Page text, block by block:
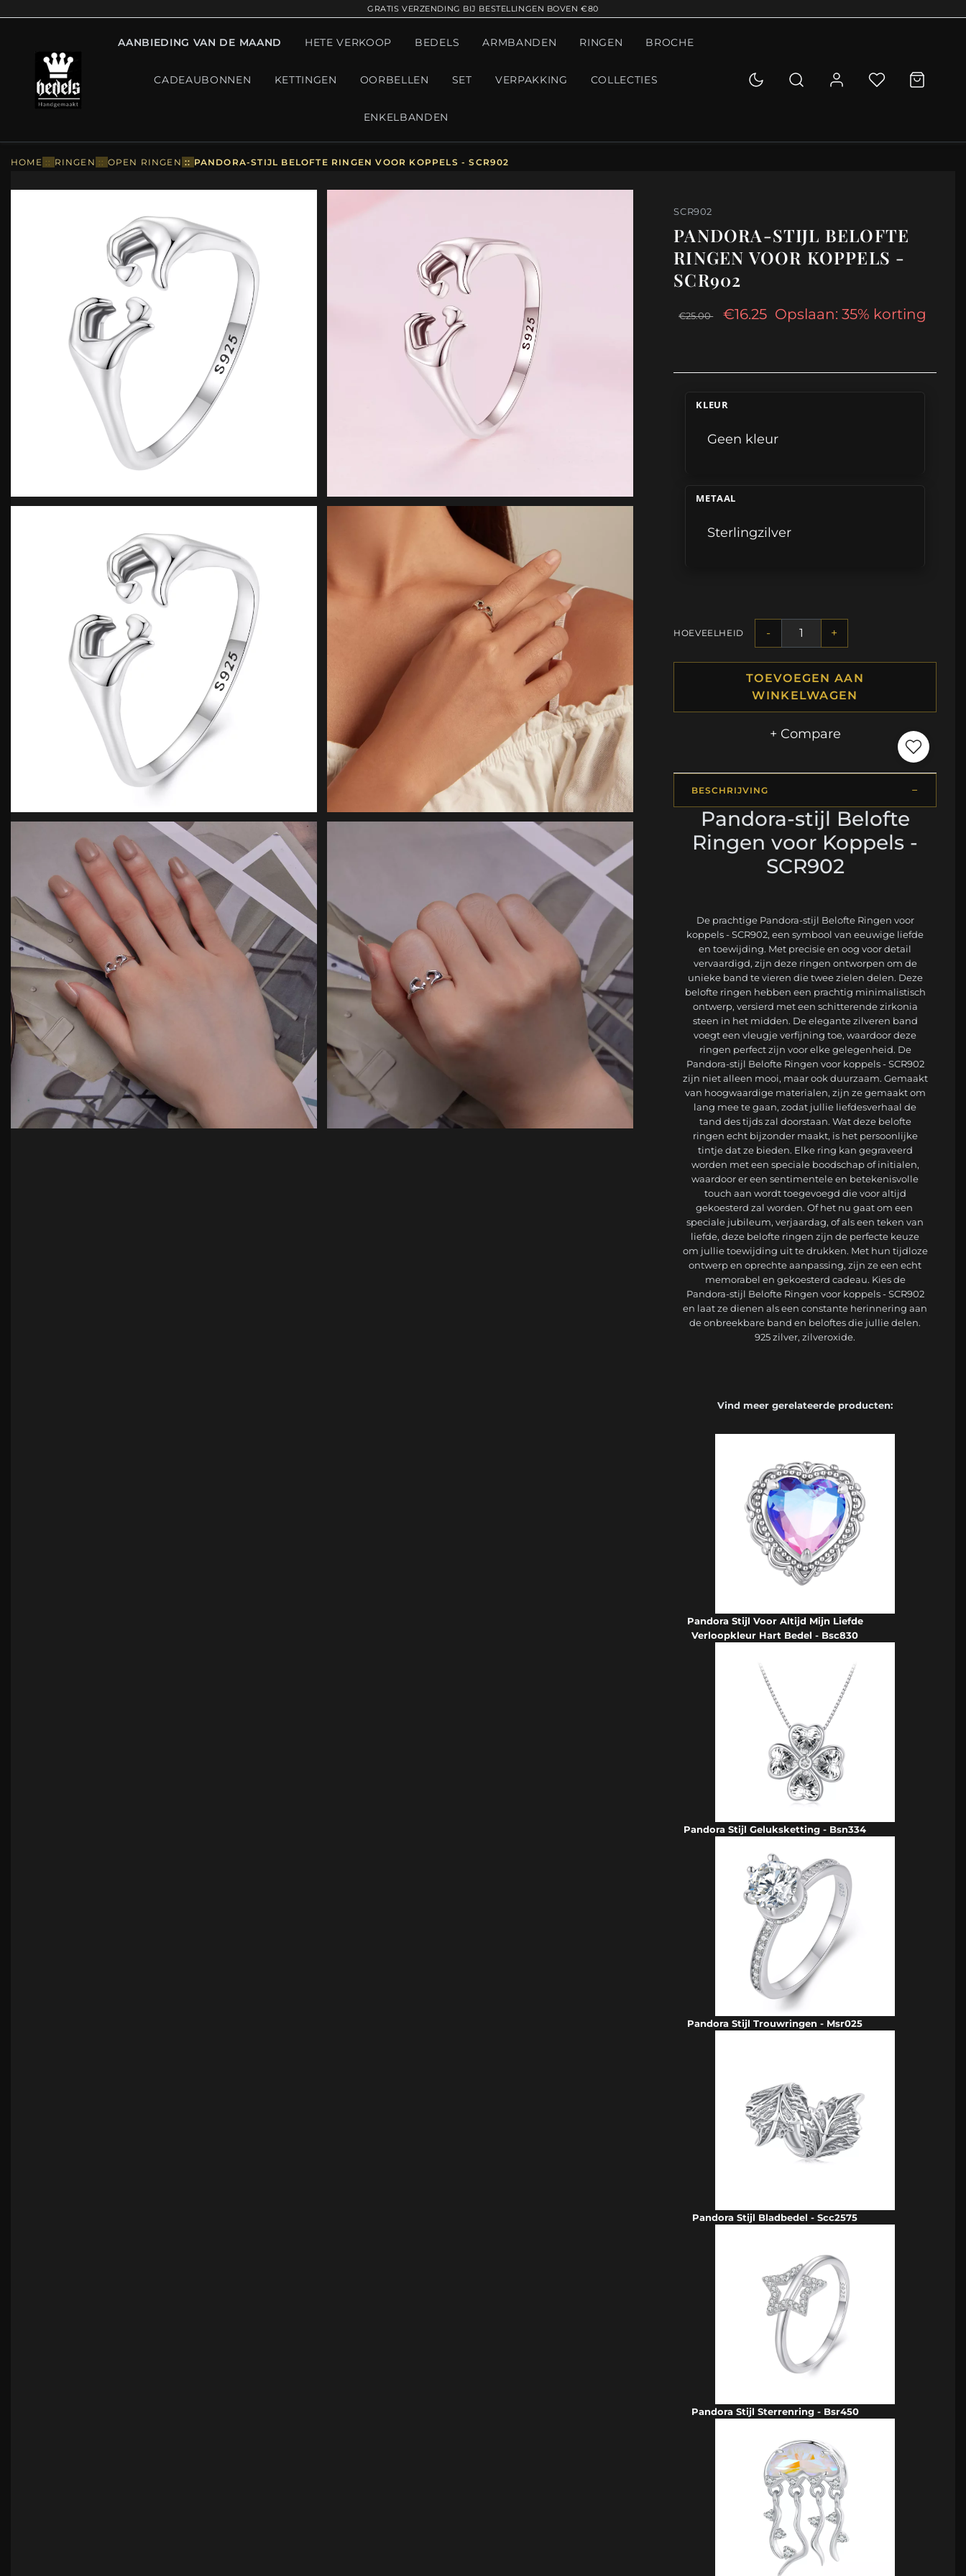
GRATIS VERZENDING BIJ BESTELLINGEN BOVEN €80
AANBIEDING VAN DE MAAND HETE VERKOOP BEDELS ARMBANDEN RINGEN BROCHE
CADEAUBONNEN KETTINGEN OORBELLEN SET VERPAKKING COLLECTIES
ENKELBANDEN
HOME :: RINGEN :: OPEN RINGEN :: PANDORA-STIJL BELOFTE RINGEN VOOR KOPPELS - SCR902
SCR902
PANDORA-STIJL BELOFTE
RINGEN VOOR KOPPELS -
SCR902
€25.00 €16.25 Opslaan: 35% korting
KLEUR
Geen kleur
METAAL
Sterlingzilver
HOEVEELHEID - +
TOEVOEGEN AAN
WINKELWAGEN
+ Compare
BESCHRIJVING
Pandora-stijl Belofte
Ringen voor Koppels -
SCR902
De prachtige Pandora-stijl Belofte Ringen voor
koppels - SCR902, een symbool van eeuwige liefde
en toewijding. Met precisie en oog voor detail
vervaardigd, zijn deze ringen ontworpen om de
unieke band te vieren die twee zielen delen. Deze
belofte ringen hebben een prachtig minimalistisch
ontwerp, versierd met een schitterende zirkonia
steen in het midden. De elegante zilveren band
voegt een vleugje verfijning toe, waardoor deze
ringen perfect zijn voor elke gelegenheid. De
Pandora-stijl Belofte Ringen voor koppels - SCR902
zijn niet alleen mooi, maar ook duurzaam. Gemaakt
van hoogwaardige materialen, zijn ze gemaakt om
lang mee te gaan, zodat jullie liefdesverhaal de
tand des tijds zal doorstaan. Wat deze belofte
ringen echt bijzonder maakt, is het persoonlijke
tintje dat ze bieden. Elke ring kan gegraveerd
worden met een speciale boodschap of initialen,
waardoor er een sentimentele en betekenisvolle
touch aan wordt toegevoegd die voor altijd
gekoesterd zal worden. Of het nu gaat om een ​​
speciale jubileum, verjaardag, of als een teken van
liefde, deze belofte ringen zijn de perfecte keuze
om jullie toewijding uit te drukken. Met hun tijdloze
ontwerp en oprechte aanpassing, zijn ze een echt
memorabel en gekoesterd cadeau. Kies de
Pandora-stijl Belofte Ringen voor koppels - SCR902
en laat ze dienen als een constante herinnering aan
de onbreekbare band en beloftes die jullie delen.
925 zilver, zilveroxide.
Vind meer gerelateerde producten:
Pandora Stijl Voor Altijd Mijn Liefde
Verloopkleur Hart Bedel - Bsc830
Pandora Stijl Geluksketting - Bsn334
Pandora Stijl Trouwringen - Msr025
Pandora Stijl Bladbedel - Scc2575
Pandora Stijl Sterrenring - Bsr450